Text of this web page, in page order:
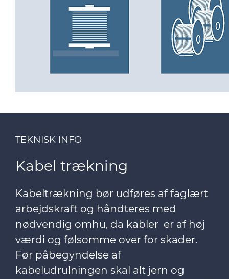
TEKNISK INFO
Kabel trækning
Kabeltrækning bør udføres af faglært
arbejdskraft og håndteres med
nødvendig omhu, da kabler er af høj
værdi og følsomme over for skader.
Før påbegyndelse af
kabeludrulningen skal alt jern og